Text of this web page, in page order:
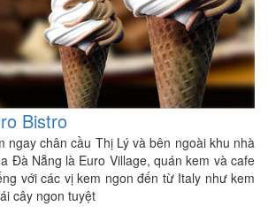
Bistro
ngay chân cầu Thị Lý và bên ngoài khu nhà
Đà Nẵng là Euro Village, quán kem và cafe
với các vị kem ngon đến từ Italy như kem
cây ngon tuyệt